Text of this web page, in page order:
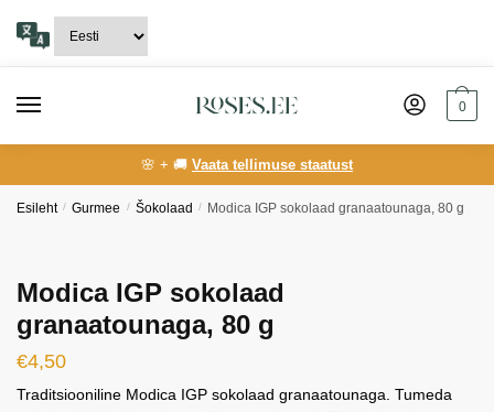
navigation
content
0
🌸 + 🚚 Vaata tellimuse staatust
Esileht / Gurmee / Šokolaad / Modica IGP sokolaad granaatounaga, 80 g
Modica IGP sokolaad
granaatounaga, 80 g
€4,50
Traditsiooniline Modica IGP sokolaad granaatounaga. Tumeda